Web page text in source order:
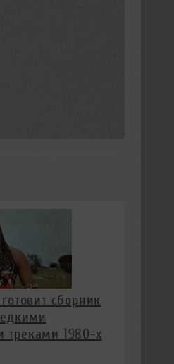
сборник
треками 1980-х